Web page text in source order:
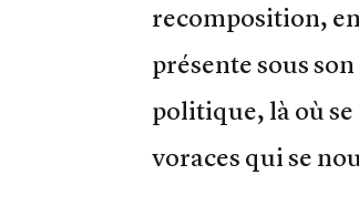
recomposition,
présente sous
politique, là où
voraces qui se